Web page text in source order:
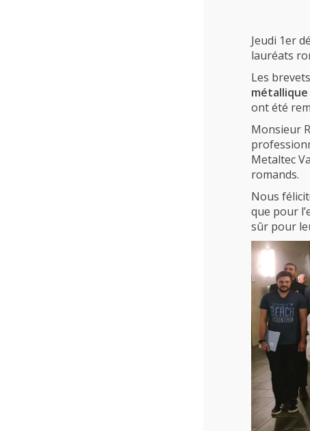
(Par exemple: un métier ou une formation)
Jeudi 1er
lauréats
Les
métallique
ont été
Monsieur
Metaltec
romands.
Nous
que pour
sûr pour